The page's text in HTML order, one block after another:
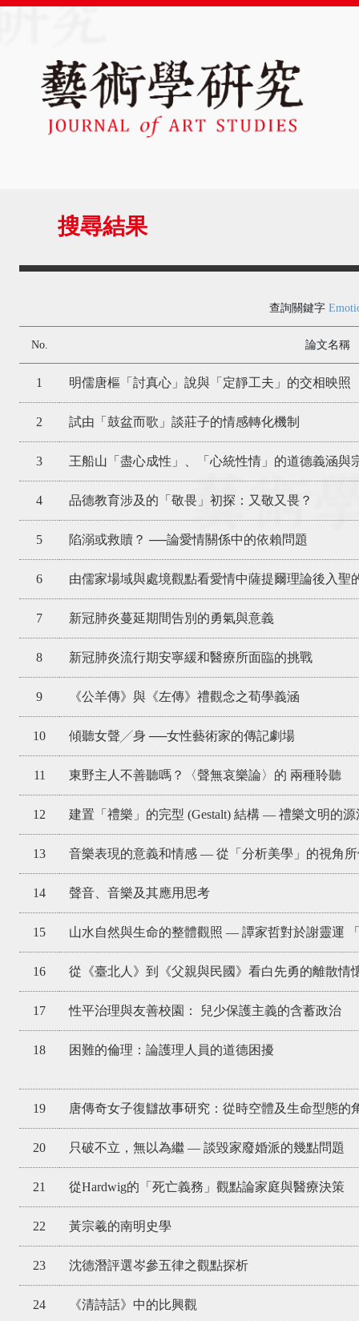
搜尋結果
查詢關鍵字
No. 論文名稱
1 明儒唐樞「討真心」說與「定靜工夫」的交相映照
2 試由「鼓盆而歌」談莊子的情感轉化機制
3 王船山「盡心成性」、「心統性情」的道德義涵與
4 品德教育涉及的「敬畏」初探：又敬又畏？
5 陷溺或救贖？ ──論愛情關係中的依賴問題
6 由儒家場域與處境觀點看愛情中薩提爾理論後入聖
7 新冠肺炎蔓延期間告別的勇氣與意義
8 新冠肺炎流行期安寧緩和醫療所面臨的挑戰
9 《公羊傳》與《左傳》禮觀念之荀學義涵
10 傾聽女聲╱身 ──女性藝術家的傳記劇場
11 東野主人不善聽嗎？〈聲無哀樂論〉的 兩種聆聽
12 建置「禮樂」的完型 (Gestalt) 結構 — 禮樂文明的
13 音樂表現的意義和情感 — 從「分析美學」的視角
14 聲音、音樂及其應用思考
15 山水自然與生命的整體觀照 — 譚家哲對於謝靈運
16 從《臺北人》到《父親與民國》看白先勇的離散情
17 性平治理與友善校園： 兒少保護主義的含蓄政治
18 困難的倫理：論護理人員的道德困擾
19 唐傳奇女子復讎故事研究：從時空體及生命型態的
20 只破不立，無以為繼 — 談毀家廢婚派的幾點問題
21 從Hardwig的「死亡義務」觀點論家庭與醫療決策
22 黃宗羲的南明史學
23 沈德潛評選岑參五律之觀點探析
24 《清詩話》中的比興觀